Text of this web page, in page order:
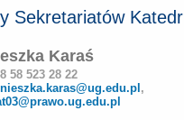
Sekretariatów Katedr
Karaś
58 523 28 22
,